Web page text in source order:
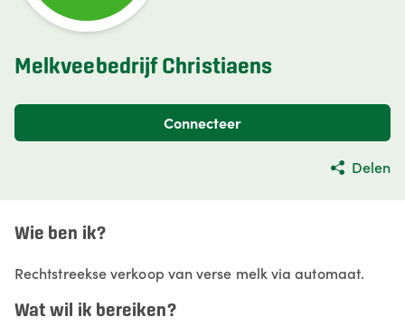
Melkveebedrijf Christiaens
Connecteer
Delen
Wie ben ik?
Rechtstreekse verkoop van verse melk via automaat.
Wat wil ik bereiken?